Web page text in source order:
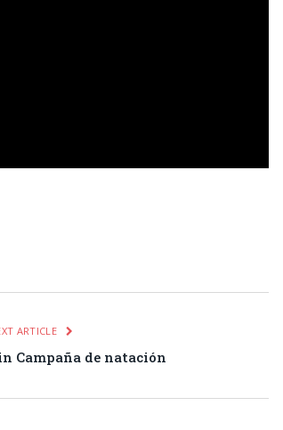
ARTICLE
Campaña de natación